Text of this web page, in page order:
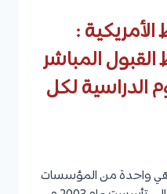
:
المباشر
الدراسية لكل
هي واحدة من المؤسسات